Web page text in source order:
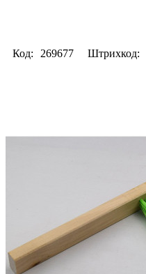
Код: 269677 Штрихкод: